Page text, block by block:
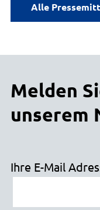
Alle
Melden
unserem
Ihre E-Mail